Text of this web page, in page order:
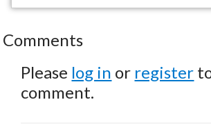
Comments
Please log in or register
comment.